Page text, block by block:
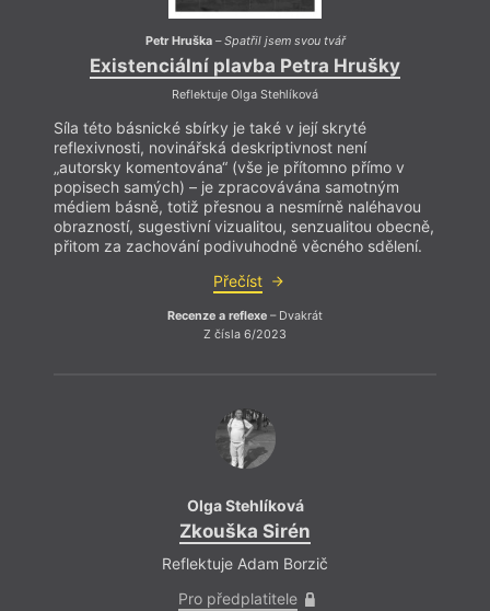
Petr Hruška–Spatřil jsem svou tvář
Existenciální plavba Petra Hrušky
Reflektuje Olga Stehlíková
Síla této básnické sbírky je také v její skryté
reflexivnosti, novinářská deskriptivnost není
„autorsky komentována“ (vše je přítomno přímo v
popisech samých) – je zpracovávána samotným
médiem básně, totiž přesnou a nesmírně naléhavou
obrazností, sugestivní vizualitou, senzualitou obecně,
přitom za zachování podivuhodně věcného sdělení.
Přečíst
Recenze a reflexe – Dvakrát
Z čísla 6/2023
Olga Stehlíková
Zkouška Sirén
Reflektuje Adam Borzič
Pro předplatitele